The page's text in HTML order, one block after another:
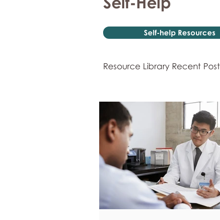
Self-help Resources
Resource Library Recent